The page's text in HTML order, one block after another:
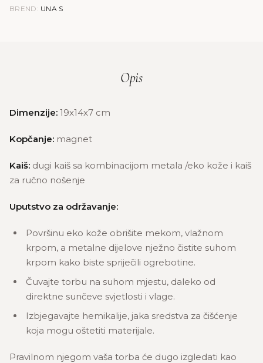
BREND: UNA S
Opis
Dimenzije: 19x14x7 cm
Kopčanje: magnet
Kaiš: dugi kaiš sa kombinacijom metala /eko kože i kaiš
za ručno nošenje
Uputstvo za održavanje:
Površinu eko kože obrišite mekom, vlažnom
krpom, a metalne dijelove nježno čistite suhom
krpom kako biste spriječili ogrebotine.
Čuvajte torbu na suhom mjestu, daleko od
direktne sunčeve svjetlosti i vlage.
Izbjegavajte hemikalije, jaka sredstva za čišćenje
koja mogu oštetiti materijale.
Pravilnom njegom vaša torba će dugo izgledati kao